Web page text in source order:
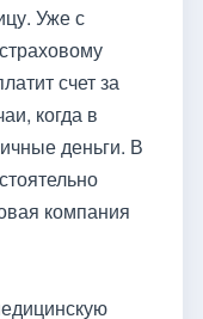
Уже с
счет за
когда в
деньги. В
компания